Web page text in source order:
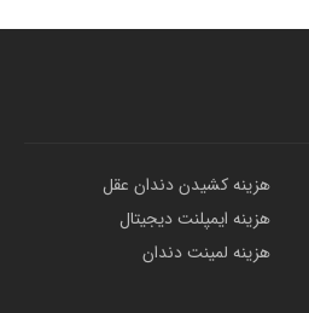
هزینه کشیدن دندان عقل
هزینه ایمپلنت دیجیتال
هزینه لمینت دندان